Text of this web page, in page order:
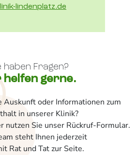
lindenplatz.de
haben Fragen?
helfen gerne.
Auskunft oder Informationen zum
in unserer Klinik?
nutzen Sie unser Rückruf-Formular.
steht Ihnen jederzeit
Rat und Tat zur Seite.